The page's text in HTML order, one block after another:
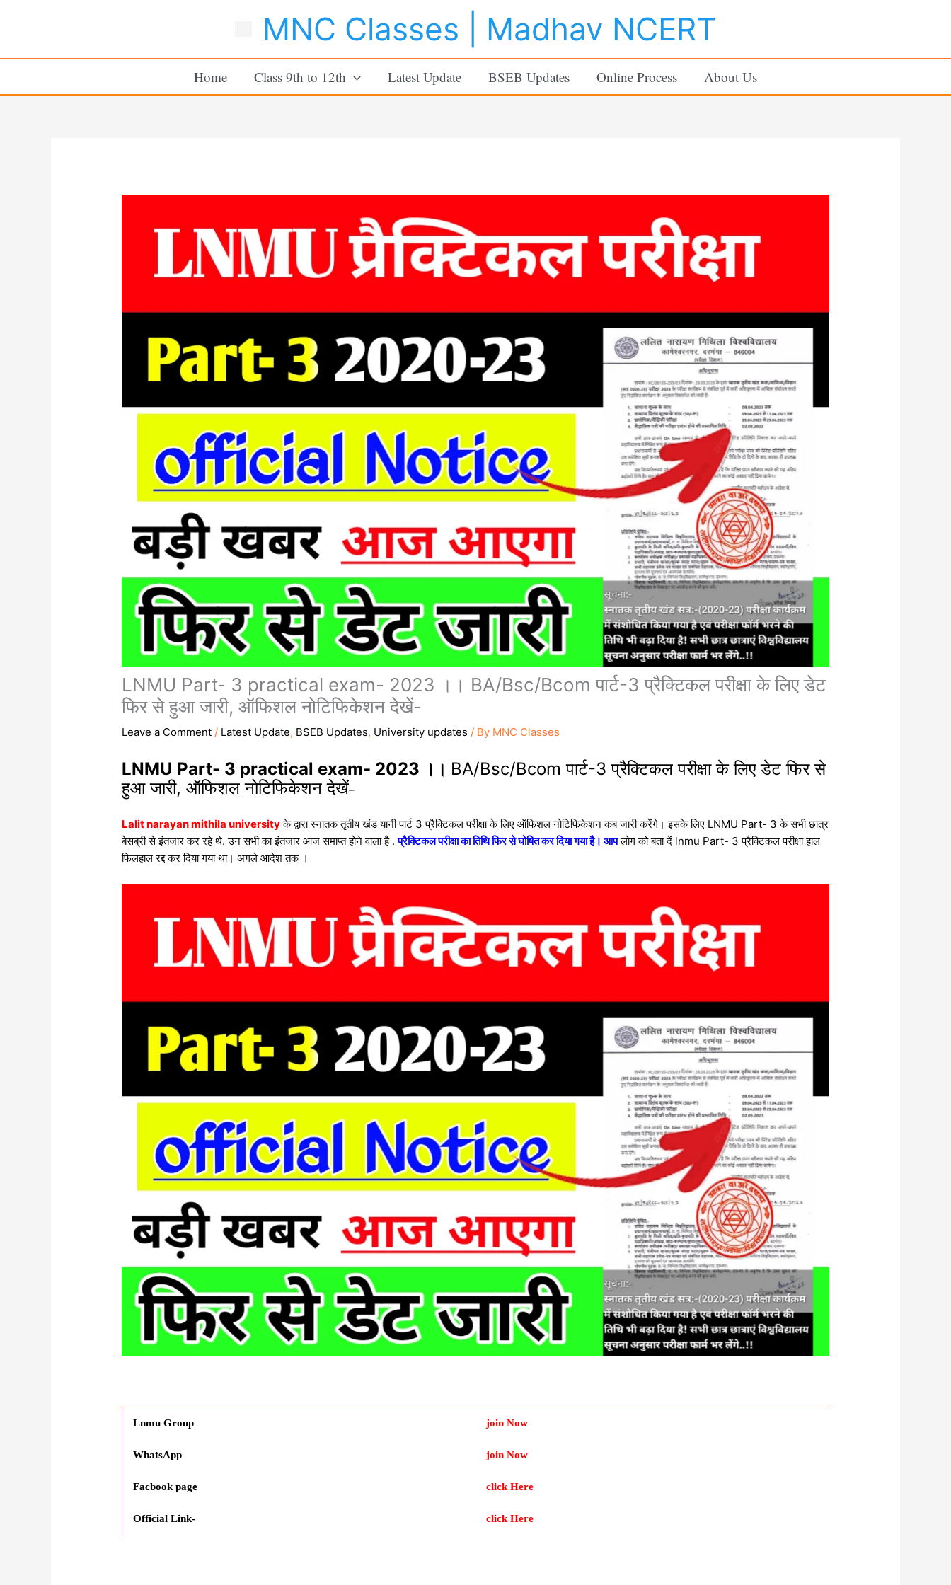
MNC Classes | Madhav NCERT
Home Class 9th to 12th Latest Update BSEB Updates Online Process About Us
LNMU Part- 3 practical exam- 2023 ।। BA/Bsc/Bcom पार्ट-3 प्रैक्टिकल परीक्षा के लिए डेट
फिर से हुआ जारी, ऑफिशल नोटिफिकेशन देखें-
Leave a Comment / Latest Update, BSEB Updates, University updates / By MNC Classes
LNMU Part- 3 practical exam- 2023 ।। BA/Bsc/Bcom पार्ट-3 प्रैक्टिकल परीक्षा के लिए डेट फिर से
हुआ जारी, ऑफिशल नोटिफिकेशन देखें–
Lalit narayan mithila university के द्वारा स्नातक तृतीय खंड यानी पार्ट 3 प्रैक्टिकल परीक्षा के लिए ऑफिशल नोटिफिकेशन कब जारी करेंगे। इसके लिए LNMU Part- 3 के सभी छात्र
बेसब्री से इंतजार कर रहे थे. उन सभी का इंतजार आज समाप्त होने वाला है .प्रैक्टिकल परीक्षा का तिथि फिर से घोषित कर दिया गया है। आप लोग को बता दें lnmu Part- 3 प्रैक्टिकल परीक्षा हाल
फिलहाल रद्द कर दिया गया था। अगले आदेश तक ।
Lnmu Group join Now
WhatsApp join Now
Facbook page click Here
Official Link- click Here